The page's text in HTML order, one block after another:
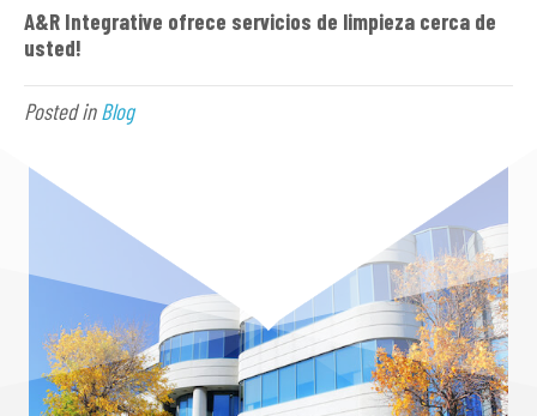
A&R Integrative ofrece servicios de limpieza cerca de
usted!
Posted inBlog